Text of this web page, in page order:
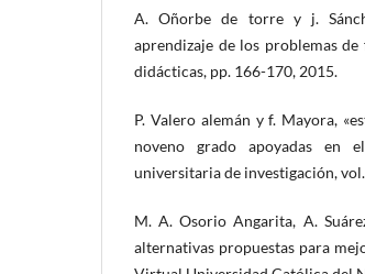
A. Oñorbe de torre y j.
aprendizaje de los problemas
didácticas, pp. 166-170, 2015.
P. Valero alemán y f. Mayora,
noveno grado apoyadas en
universitaria de investigación,
M. A. Osorio Angarita, A.
alternativas propuestas para